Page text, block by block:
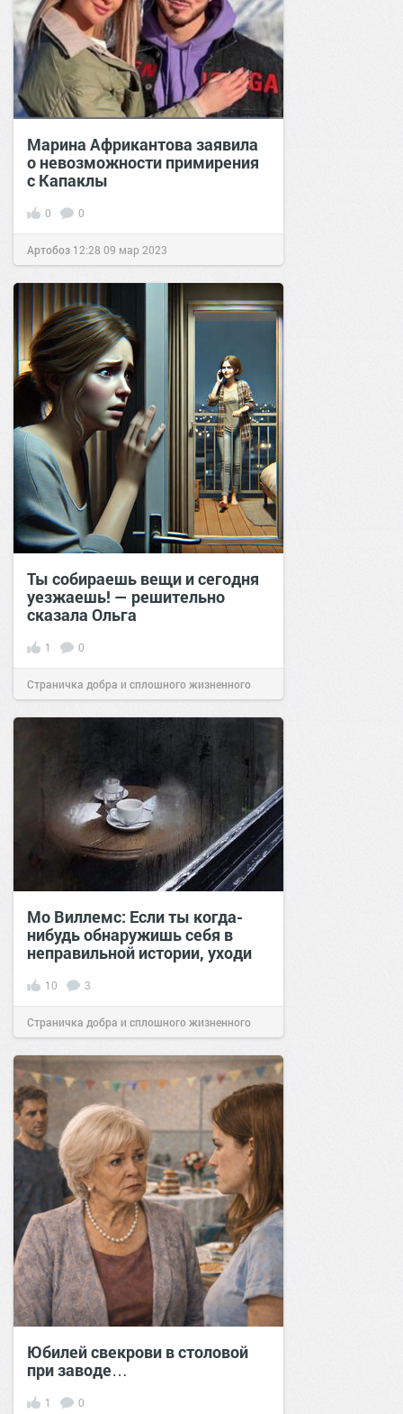
Марина Африкантова заявила
о невозможности примирения
с Капаклы
0 0
Артобоз 12:28 09 мар 2023
Ты собираешь вещи и сегодня
уезжаешь! — решительно
сказала Ольга
1 0
Страничка добра и сплошного жизненного
позитива!19:0031 янв 2025
Мо Виллемс: Если ты когда-
нибудь обнаружишь себя в
неправильной истории, уходи
10 3
Страничка добра и сплошного жизненного
позитива!14:5820 фев 2024
Юбилей свекрови в столовой
при заводе…
1 0